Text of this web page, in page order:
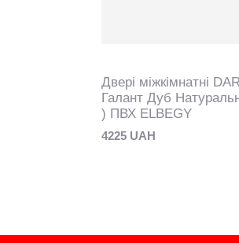
Двері міжкімнатні
Галант Дуб
) ПВХ ELBEGY
4225 UAH